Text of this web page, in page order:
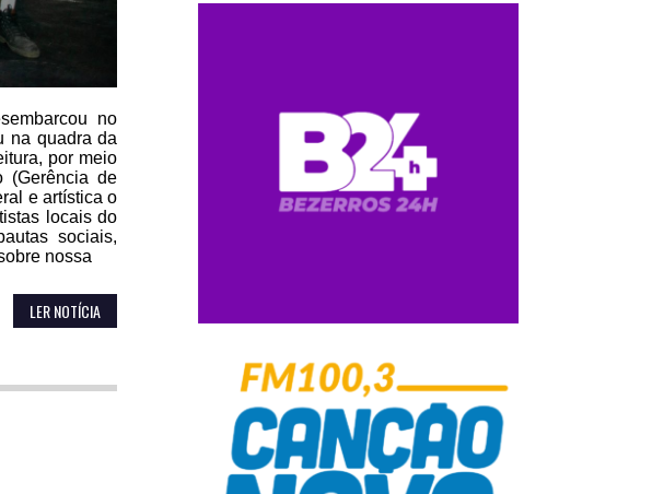
no
na quadra da
por meio
(Gerência de
e artística o
locais do
sociais,
nossa
LER NOTÍCIA